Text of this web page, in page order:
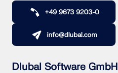
+49 9673 9203-0
info@dlubal.com
Dlubal Software GmbH